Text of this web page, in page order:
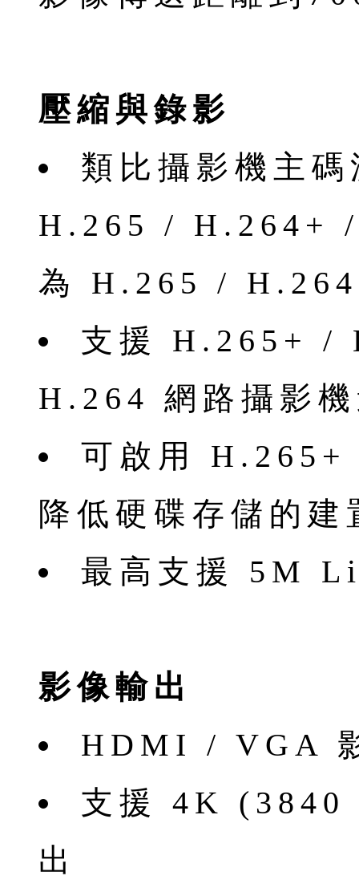
壓縮與錄影
類比攝影機主
H.265 / H.264+ /
為 H.265 / H.264
支援 H.265+ /
H.264 網路攝影
可啟用 H.265+
降低硬碟存儲的建
最高支援 5M
影像輸出
HDMI / VGA
支援 4K (3840
出